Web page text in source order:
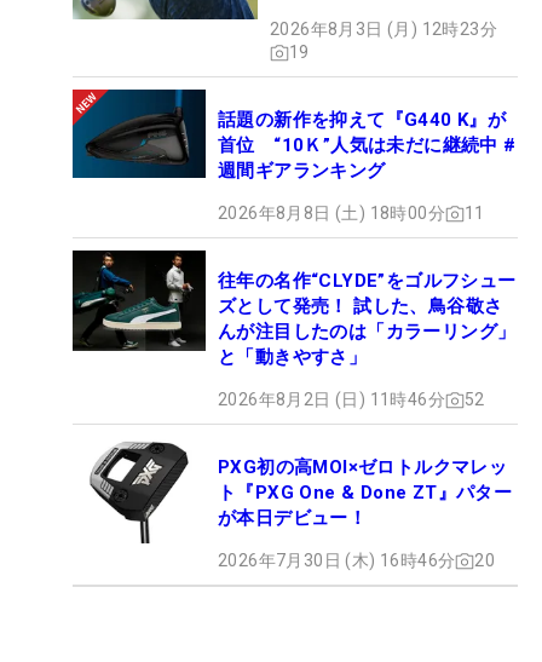
2026年8月3日 (月) 12時23分
19
話題の新作を抑えて『G440 K』が
首位 “10Ｋ”人気は未だに継続中 #
週間ギアランキング
2026年8月8日 (土) 18時00分 11
往年の名作“CLYDE”をゴルフシュー
ズとして発売！ 試した、鳥谷敬さ
んが注目したのは「カラーリング」
と「動きやすさ」
2026年8月2日 (日) 11時46分 52
PXG初の高MOI×ゼロトルクマレッ
ト『PXG One & Done ZT』パター
が本日デビュー！
2026年7月30日 (木) 16時46分 20